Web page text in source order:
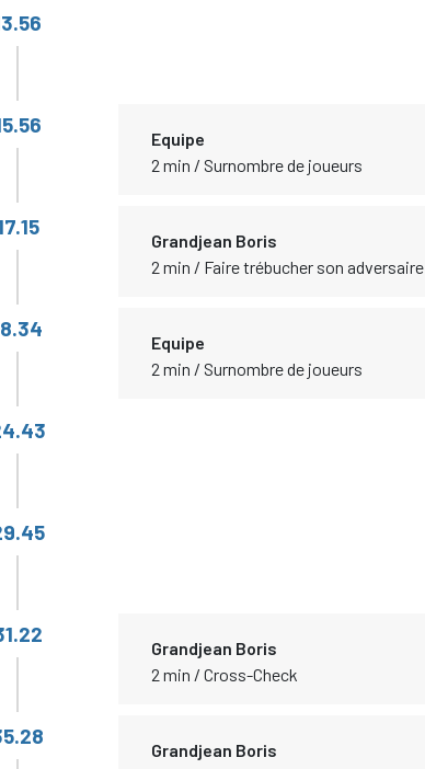
Equipe
2 min / Surnombre de joueurs
Grandjean Boris
2 min / Faire trébucher son adversaire
Equipe
2 min / Surnombre de joueurs
Grandjean Boris
2 min / Cross-Check
Grandjean Boris